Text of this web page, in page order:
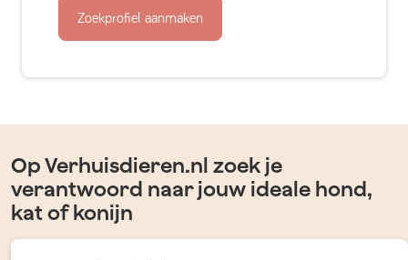
Zoekprofiel aanmaken
Op Verhuisdieren.nl zoek je
verantwoord naar jouw ideale hond,
kat of konijn